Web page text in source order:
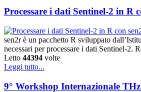
Processare i dati Sentinel-2 in R
sen2r è un pacchetto R sviluppato
necessari per processare i dati Sentinel-
Letto 44394 volte
Leggi tutto...
9° Workshop Internazionale